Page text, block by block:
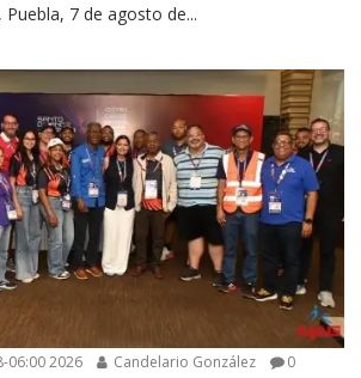
7 de agosto de...
06:00 2026 Candelario González 0